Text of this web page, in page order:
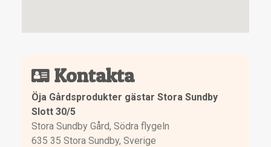
Kontakta
Öja Gårdsprodukter gästar Stora Sundby
Slott 30/5
Stora Sundby Gård, Södra flygeln
635 35 Stora Sundby, Sverige